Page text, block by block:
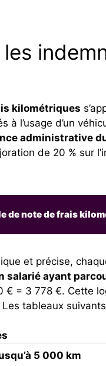
kilométriques
à l’usage d’un
administrative
de 20 % sur
de note de frais
et précise,
salarié ayant
= 3 778 €. Cette
tableaux
5 000 km